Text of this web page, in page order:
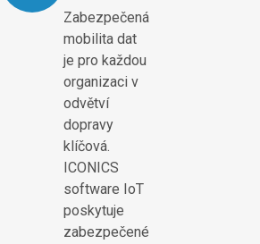
Zabezpečená
mobilita dat
je pro každou
organizaci v
odvětví
dopravy
klíčová.
ICONICS
software IoT
poskytuje
zabezpečené